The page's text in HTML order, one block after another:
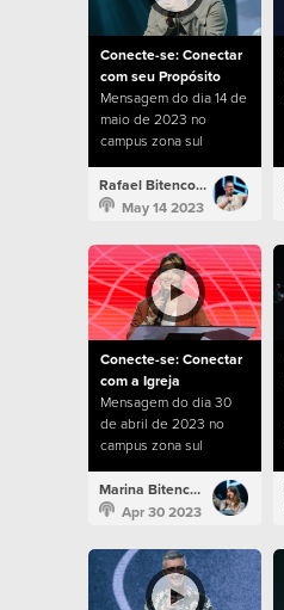
Conecte-se: Conectar
com seu Propósito
Mensagem do dia 14 de
maio de 2023 no
campus zona sul
Rafael Bitencourt
May 14 2023
Conecte-se: Conectar
com a Igreja
Mensagem do dia 30
de abril de 2023 no
campus zona sul
Marina Bitencourt
Apr 30 2023